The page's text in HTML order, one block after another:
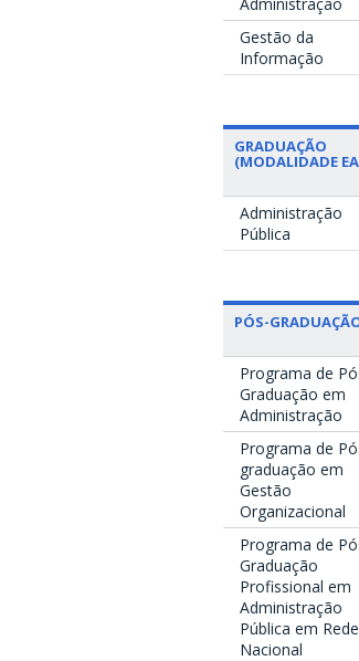
Gestão da
Informação
GRADUAÇÃO
(MODALIDADE
Administração
Pública
PÓS-
Programa de
Graduação em
Administração
Programa de
graduação em
Gestão
Organizacional
Programa de
Graduação
Profissional em
Administração
Pública em Rede
Nacional